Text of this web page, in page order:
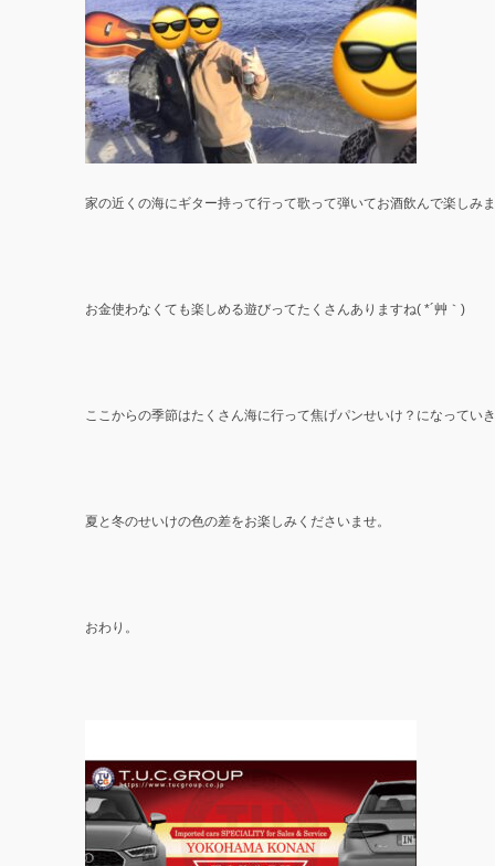
家の近くの海にギター持って行って歌って弾いてお酒飲んで楽しみ
お金使わなくても楽しめる遊びってたくさんありますね( *´艸｀)
ここからの季節はたくさん海に行って焦げパンせいけ？になってい
夏と冬のせいけの色の差をお楽しみくださいませ。
おわり。